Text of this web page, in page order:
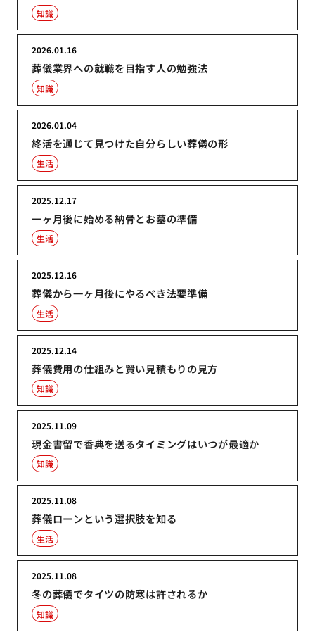
知識
葬儀業界への就職を目指す人の勉強法
2026.01.16
知識
終活を通じて見つけた自分らしい葬儀の形
2026.01.04
生活
一ヶ月後に始める納骨とお墓の準備
2025.12.17
生活
葬儀から一ヶ月後にやるべき法要準備
2025.12.16
生活
葬儀費用の仕組みと賢い見積もりの見方
2025.12.14
知識
現金書留で香典を送るタイミングはいつが最適か
2025.11.09
知識
葬儀ローンという選択肢を知る
2025.11.08
生活
冬の葬儀でタイツの防寒は許されるか
2025.11.08
知識